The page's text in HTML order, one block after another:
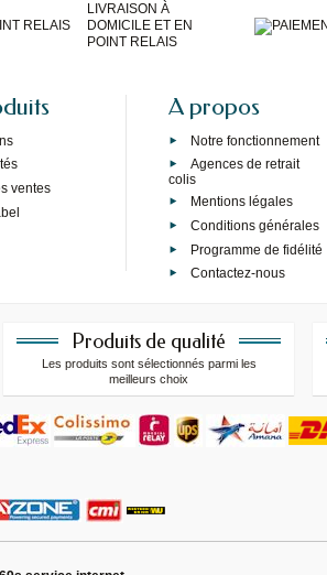
LIVRAISON À
DOMICILE ET EN
POINT RELAIS
ventes
A propos
Notre fonctionnement
Agences de retrait
colis
Mentions légales
Conditions générales
Programme de fidélité
Contactez-nous
Produits de qualité
Les produits sont sélectionnés parmi les
meilleurs choix